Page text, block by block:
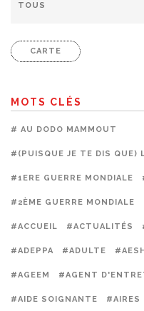
CARTE
MOTS CLÉS
# AU DODO MAMMOUT
#(PUISQUE JE TE DIS QUE)
#1ERE GUERRE MONDIALE
#2ÈME GUERRE MONDIALE
#ACCUEIL #ACTUALITÉS
#ADEPPA #ADULTE
#AGEEM #AGENT
#AIDE SOIGNANTE #AIRES